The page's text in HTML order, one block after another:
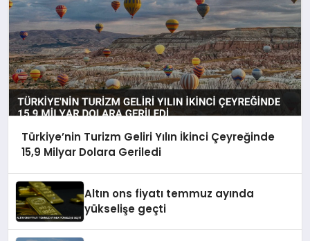
Türkiye’nin Turizm Geliri Yılın İkinci Çeyreğinde
15,9 Milyar Dolara Geriledi
Altın ons fiyatı temmuz ayında
yükselişe geçti